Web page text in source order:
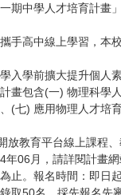
期中學人才培育計畫」
手高中線上學習，本
入學前擴大提升個人
畫包含(一) 物理科學
(七) 應用物理人才培
放教育平台線上課程
06月，請詳閱計畫
止。報名時間：即日
取50名，採先報名先